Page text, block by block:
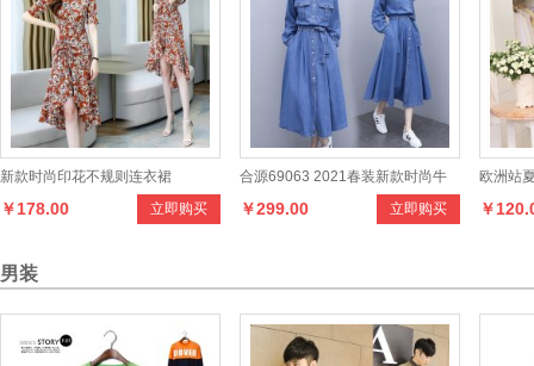
新款时尚印花不规则连衣裙
立即购买
￥178.00
合源69063 2021春装新款时尚牛
仔连衣裙 立即购买
￥299.00
欧洲站
款连衣
￥
男装